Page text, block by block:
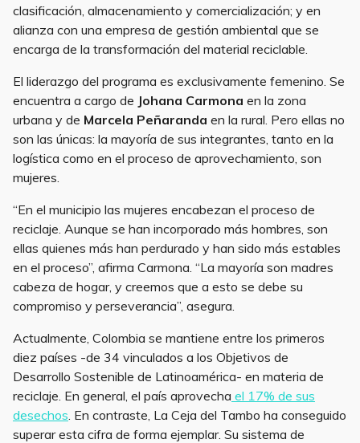
clasificación, almacenamiento y comercialización; y en
alianza con una empresa de gestión ambiental que se
encarga de la transformación del material reciclable.
El liderazgo del programa es exclusivamente femenino. Se
encuentra a cargo de Johana Carmona en la zona
urbana y de Marcela Peñaranda en la rural. Pero ellas no
son las únicas: la mayoría de sus integrantes, tanto en la
logística como en el proceso de aprovechamiento, son
mujeres.
“En el municipio las mujeres encabezan el proceso de
reciclaje. Aunque se han incorporado más hombres, son
ellas quienes más han perdurado y han sido más estables
en el proceso”, afirma Carmona. “La mayoría son madres
cabeza de hogar, y creemos que a esto se debe su
compromiso y perseverancia”, asegura.
Actualmente, Colombia se mantiene entre los primeros
diez países -de 34 vinculados a los Objetivos de
Desarrollo Sostenible de Latinoamérica- en materia de
reciclaje. En general, el país aprovecha el 17% de sus
desechos . En contraste, La Ceja del Tambo ha conseguido
superar esta cifra de forma ejemplar. Su sistema de